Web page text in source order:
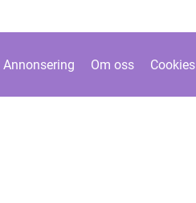
Annonsering Om oss Cookies